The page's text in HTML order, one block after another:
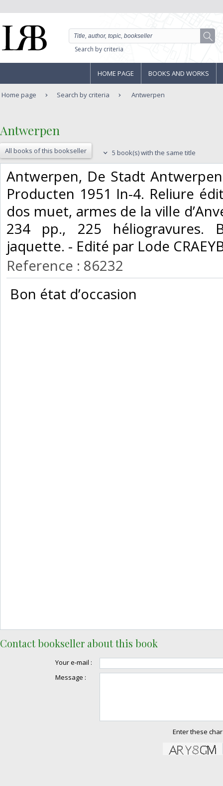
Search by criteria
HOME PAGE BOOKS AND WORKS
Home page Search by criteria Antwerpen
‎Antwerpen‎
All books of this bookseller 5 book(s) with the same title
‎Antwerpen, De Stadt
Producten 1951 In-4. Reliure
dos muet, armes de la ville
234 pp., 225 héliogravures.
jaquette. - Edité par Lode
Reference : 86232
‎ Bon état d’occasion ‎
Contact bookseller about this book
Your e-mail :
Message :
Enter these